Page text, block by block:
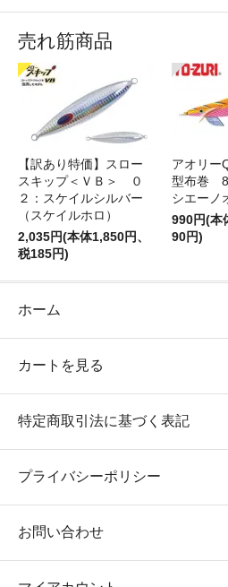
売れ筋商品
【訳あり特価】スロー
スキップ＜ＶＢ＞ ０
２：スケイルシルバー
（スケイルホロ）
2,035円(本体1,850円、
税185円)
アオリ
型布巻
シエーノ
990円(本
90円)
ホーム
カートを見る
特定商取引法に基づく表記
プライバシーポリシー
お問い合わせ